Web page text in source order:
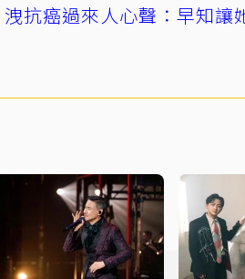
抗癌過來人心聲：早知讓